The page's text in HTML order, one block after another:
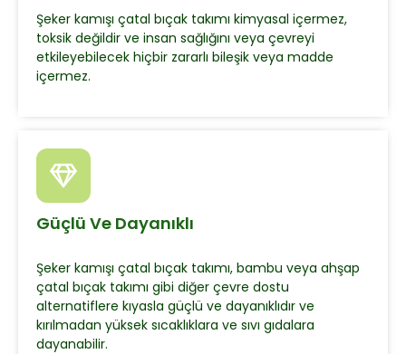
Şeker kamışı çatal bıçak takımı kimyasal içermez,
toksik değildir ve insan sağlığını veya çevreyi
etkileyebilecek hiçbir zararlı bileşik veya madde
içermez.
Güçlü Ve Dayanıklı
Şeker kamışı çatal bıçak takımı, bambu veya ahşap
çatal bıçak takımı gibi diğer çevre dostu
alternatiflere kıyasla güçlü ve dayanıklıdır ve
kırılmadan yüksek sıcaklıklara ve sıvı gıdalara
dayanabilir.